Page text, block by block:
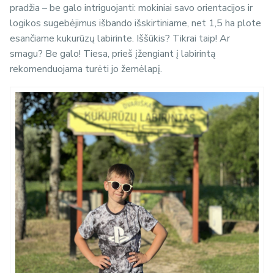
pradžia – be galo intriguojanti: mokiniai savo orientacijos ir
logikos sugebėjimus išbando išskirtiniame, net 1,5 ha plote
esančiame kukurūzų labirinte. Iššūkis? Tikrai taip! Ar
smagu? Be galo! Tiesa, prieš įžengiant į labirintą
rekomenduojama turėti jo žemėlapį.